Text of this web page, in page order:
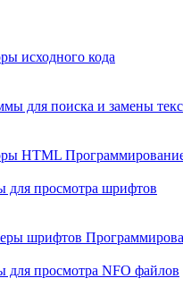
исходного кода
для поиска и замены
HTML
для просмотра шрифтов
шрифтов
для просмотра NFO файлов